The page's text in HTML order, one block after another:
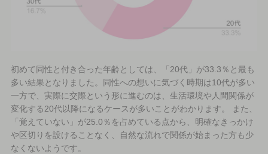
初めて同性と付き合った年齢としては、「20代」が33.3％と最も
多い結果となりました。同性への想いに気づく時期は10代が多い
一方で、実際に交際という形に進むのは、生活環境や人間関係が
変化する20代以降になるケースが多いことがわかります。 また、
「覚えていない」が25.0％を占めている点から、明確なきっかけ
や区切りを設けることなく、自然な流れで関係が始まった方も少
なくないようです。